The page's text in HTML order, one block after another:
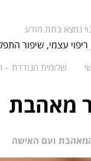
נמצא בתת מודע
עצמי, שיפור
שלומית הנודדת –
מאהבת
ועם האישה